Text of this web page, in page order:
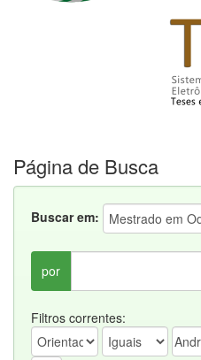
Página de Busca
Buscar em:
por
Filtros correntes: